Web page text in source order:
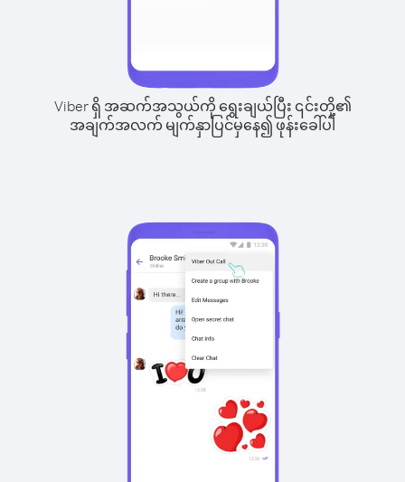
Viber ရှိ အဆက်အသွယ်ကို ရွေးချယ်ပြီး ၎င်းတို့၏
အချက်အလက် မျက်နှာပြင်မှနေ၍ ဖုန်းခေါ်ပါ